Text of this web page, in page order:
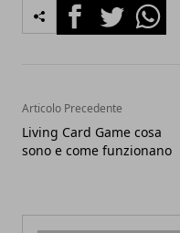
FacebookTwitter
Articolo Precedente
Living Card Game cosa
sono e come funzionano